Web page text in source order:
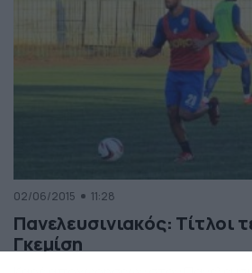
02/06/2015 11:28
Πανελευσινιακός: Τίτλοι
Γκεμίση